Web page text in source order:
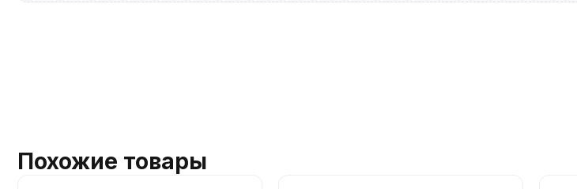
Похожие товары